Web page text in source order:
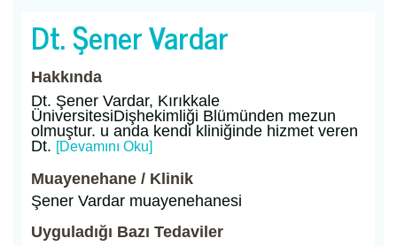
Dt. Şener Vardar
Hakkında
Dt. Şener Vardar, Kırıkkale
ÜniversitesiDişhekimliği Blümünden mezun
olmuştur. u anda kendi kliniğinde hizmet veren
Dt. [Devamını Oku]
Muayenehane / Klinik
Şener Vardar muayenehanesi
Uyguladığı Bazı Tedaviler